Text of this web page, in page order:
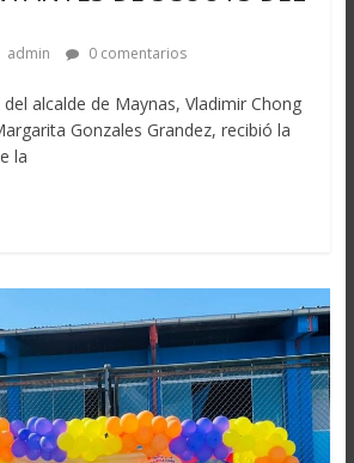
admin 0 comentarios
alcalde de Maynas, Vladimir Chong
Gonzales Grandez, recibió la
la